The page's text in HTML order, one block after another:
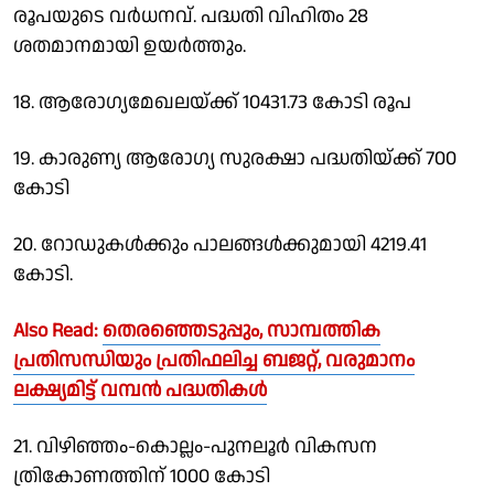
രൂപയുടെ വര്‍ധനവ്. പദ്ധതി വിഹിതം 28
ശതമാനമായി ഉയര്‍ത്തും.
18. ആരോഗ്യമേഖലയ്ക്ക് 10431.73 കോടി രൂപ
19. കാരുണ്യ ആരോഗ്യ സുരക്ഷാ പദ്ധതിയ്ക്ക് 700
കോടി
20. റോഡുകള്‍ക്കും പാലങ്ങള്‍ക്കുമായി 4219.41
കോടി.
Also Read: തെരഞ്ഞെടുപ്പും, സാമ്പത്തിക
പ്രതിസന്ധിയും പ്രതിഫലിച്ച ബജറ്റ്, വരുമാനം
ലക്ഷ്യമിട്ട് വമ്പൻ പദ്ധതികൾ
21. വിഴിഞ്ഞം-കൊല്ലം-പുനലൂര്‍ വികസന
ത്രികോണത്തിന് 1000 കോടി